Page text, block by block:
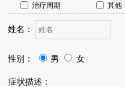
治疗周期
其他
姓名：
性别： 男 女
症状描述：